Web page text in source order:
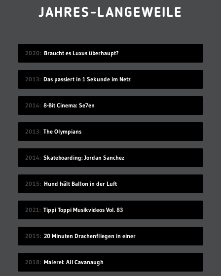
JAHRES-LANGEWEILE
2020 Braucht es Luxus überhaupt?
2013 Das passiert in 1 Sekunde im Netz
2014 8-Bit Cinema: Se7en
2013 The Olympians
2014 Skateboarding: Jordan Sanchez
2015 Hund hält Ballon in der Luft
2021 Tippi Toppi Musikvideos Vol. 83
2015 20 Minuten Drachenfliegen in einer
2018 Malerei: Ali Cavanaugh